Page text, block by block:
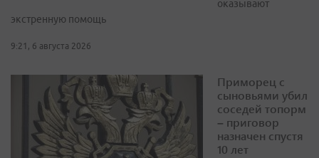
оказывают
экстренную помощь
9:21, 6 августа 2026
Приморец с
сыновьями убил
соседей топорм
– приговор
назначен спустя
10 лет